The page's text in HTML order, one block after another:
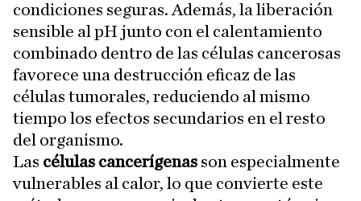
condiciones seguras. Además, la liberación
sensible al pH junto con el calentamiento
combinado dentro de las células cancerosas
favorece una destrucción eficaz de las
células tumorales, reduciendo al mismo
tiempo los efectos secundarios en el resto
del organismo.
Las células cancerígenas son especialmente
vulnerables al calor, lo que convierte este